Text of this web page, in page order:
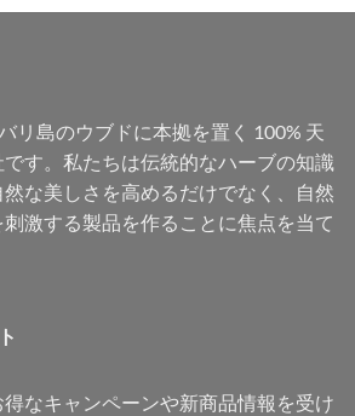
リ島のウブドに本拠を置く 100% 天
す。私たちは伝統的なハーブの知識
な美しさを高めるだけでなく、自然
激する製品を作ることに焦点を当て
なキャンペーンや新商品情報を受け